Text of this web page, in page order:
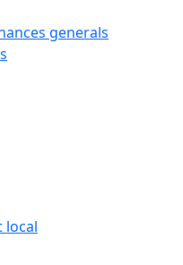
generals
local